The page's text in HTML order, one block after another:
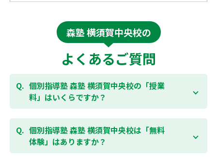
森塾 横須賀中央校の
よくあるご質問
個別指導塾 森塾 横須賀中央校の「授業
料」はいくらですか？
お子様の学年やご状況、校舎によって変わりますの
で、以下より、お気軽にお問合わせください。個別指
導塾 森塾の授業料はこちらのページ
よりお問合わせく
ださい。自動返信メールで【すぐ】にご確認いただけ
個別指導塾 森塾 横須賀中央校は「無料
体験」はありますか？